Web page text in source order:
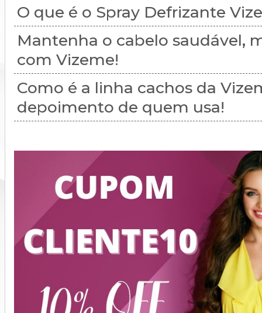
O que é o Spray Defrizante
Mantenha o cabelo saudável,
com Vizeme!
Como é a linha cachos da
depoimento de quem usa!